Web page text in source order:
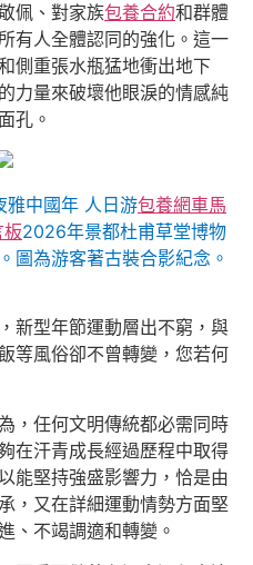
佩、對家族包養合約和群體
有人全體認同的強化。這一
側重張水瓶猛地衝出地下
力量來破壞他眼淚的情感純
孔。
雅中國年 人日游包養網車馬
板2026年景都杜甫草堂博物
圖為游客著古裝合影紀念。
新型年節運動層出不窮，與
等風俗卻不曾轉變，您若何
，任何文明傳統都必需同時
在汗青成長經過歷程中取得
能堅持強盛影響力，恰是由
，又在詳細運動情勢方面堅
、不竭調適和轉變。